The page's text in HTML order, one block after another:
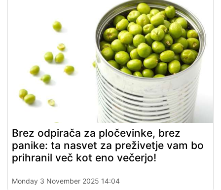
Brez odpirača za pločevinke, brez
panike: ta nasvet za preživetje vam bo
prihranil več kot eno večerjo!
Monday 3 November 2025 14:04